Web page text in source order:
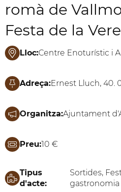
romà de
Festa de la
Lloc:Centre Enoturístic i
Adreça:Ernest Lluch, 40.
Organitza:Ajuntament
Preu:10 €
Tipus
d'acte:
Sortides,
gastronomia